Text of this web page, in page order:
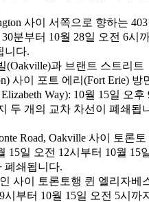
사이 서쪽으로 향하는
분부터 10월 28일 오전 6시
니다.
(Oakville)과 브랜트 스트리트
사이 포트 에리(Fort Erie) 방
Way): 10월 15일 오후
두 개의 교차 차선이 폐쇄됩
Road, Oakville 사이 토론토
15일 오전 12시부터 10월 15
폐쇄됩니다.
사이 토론토행 퀸 엘리자베
부터 10월 15일 오전 5시까